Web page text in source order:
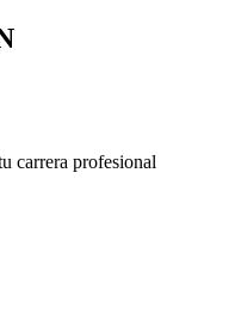
carrera profesional